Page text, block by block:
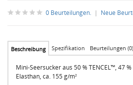
0 Beurteilungen. | Neue
Beschreibung Spezifikation Beurteilungen (0)
Mini-Seersucker aus 50 % TENCEL™, 47
Elasthan, ca. 155 g/m²